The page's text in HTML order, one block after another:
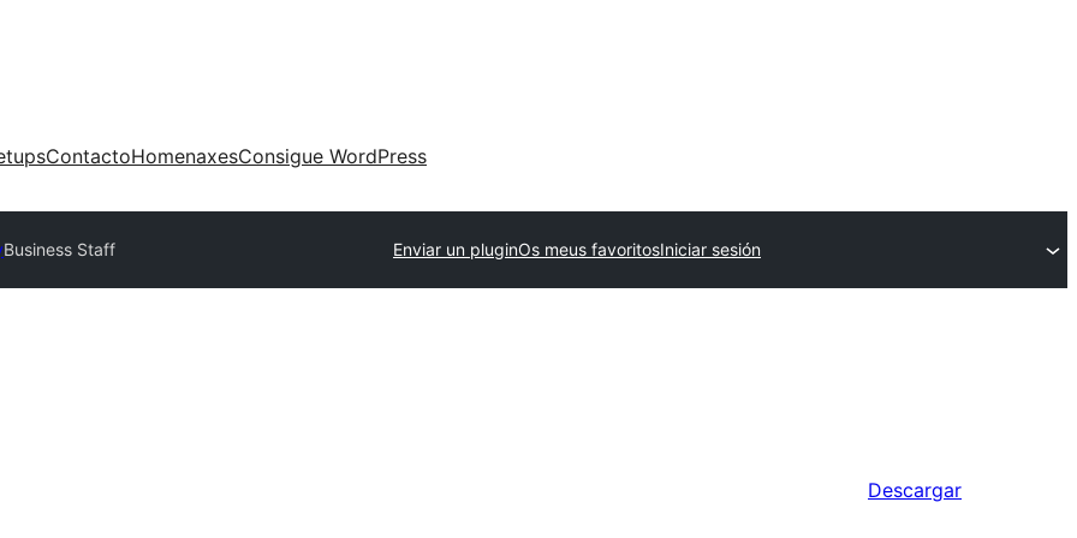
ContactoHomenaxesConsigue WordPress
Business Staff Enviar un pluginOs meus favoritosIniciar sesión
Descargar